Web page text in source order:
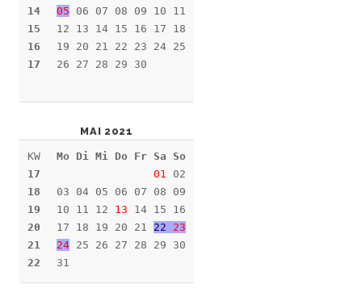
14
15
16
17
05 06 07 08 09 10 11
12 13 14 15 16 17 18
19 20 21 22 23 24 25
26 27 28 29 30
MAI 2021
KW
17
18
19
20
21
22
Mo Di Mi Do Fr Sa So
01 02
03 04 05 06 07 08 09
10 11 12 13 14 15 16
17 18 19 20 21 22 23
2425 26 27 28 29 30
31